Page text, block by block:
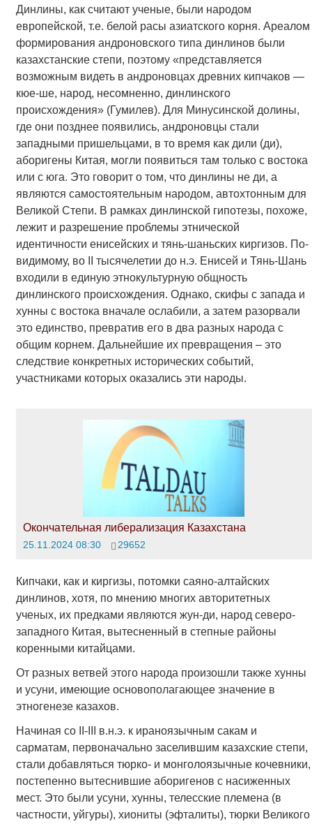
Динлины, как считают ученые, были народом
европейской, т.е. белой расы азиатского корня. Ареалом
формирования андроновского типа динлинов были
казахстанские степи, поэтому «представляется
возможным видеть в андроновцах древних кипчаков —
кюе-ше, народ, несомненно, динлинского
происхождения» (Гумилев). Для Минусинской долины,
где они позднее появились, андроновцы стали
западными пришельцами, в то время как дили (ди),
аборигены Китая, могли появиться там только с востока
или с юга. Это говорит о том, что динлины не ди, а
являются самостоятельным народом, автохтонным для
Великой Степи. В рамках динлинской гипотезы, похоже,
лежит и разрешение проблемы этнической
идентичности енисейских и тянь-шаньских киргизов. По-
видимому, во II тысячелетии до н.э. Енисей и Тянь-Шань
входили в единую этнокультурную общность
динлинского происхождения. Однако, скифы с запада и
хунны с востока вначале ослабили, а затем разорвали
это единство, превратив его в два разных народа с
общим корнем. Дальнейшие их превращения – это
следствие конкретных исторических событий,
участниками которых оказались эти народы.
Окончательная либерализация Казахстана
25.11.2024 08:30 29652
Кипчаки, как и киргизы, потомки саяно-алтайских
динлинов, хотя, по мнению многих авторитетных
ученых, их предками являются жун-ди, народ северо-
западного Китая, вытесненный в степные районы
коренными китайцами.
От разных ветвей этого народа произошли также хунны
и усуни, имеющие основополагающее значение в
этногенезе казахов.
Начиная со II-III в.н.э. к ираноязычным сакам и
сарматам, первоначально заселившим казахские степи,
стали добавляться тюрко- и монголоязычные кочевники,
постепенно вытеснившие аборигенов с насиженных
мест. Это были усуни, хунны, телесские племена (в
частности, уйгуры), хиониты (эфталиты), тюрки Великого